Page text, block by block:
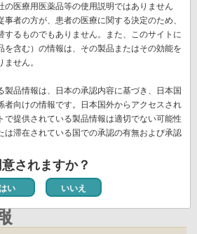
イメージング剤「ビザミルⓇ静注」
用 ―生産体制を増強へ―(PDF)
ペ
ー
ジ
3
ペ
ジ
4
ペ
ジ
5
カ
ン
ト
ペ
ー
6
ペ
ジ
7
ペ
ジ
8
の医療用医薬品等の使用説明ではありません
事者の方が、患者の医療に関する決定のため、
するものでもありません。また、このサイトに
を含む）の情報は、その製品またはその効能を
せん。
製品情報は、日本の承認内容に基づき、日本国
者向けの情報です。日本国外からアクセスされ
で提供されている製品情報は適切でない可能性
は滞在されている国での承認の有無および承認
意されますか？
い いいえ